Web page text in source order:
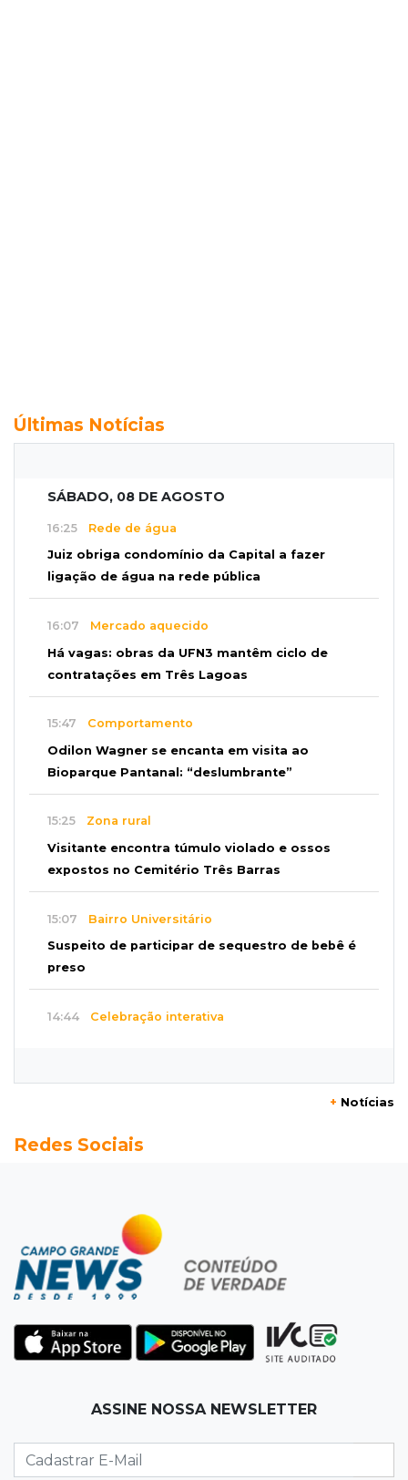
Últimas Notícias
SÁBADO, 08 DE AGOSTO
16:25 Rede de água
Juiz obriga condomínio da Capital a fazer
ligação de água na rede pública
16:07 Mercado aquecido
Há vagas: obras da UFN3 mantêm ciclo de
contratações em Três Lagoas
15:47 Comportamento
Odilon Wagner se encanta em visita ao
Bioparque Pantanal: “deslumbrante”
15:25 Zona rural
Visitante encontra túmulo violado e ossos
expostos no Cemitério Três Barras
15:07 Bairro Universitário
Suspeito de participar de sequestro de bebê é
preso
14:44 Celebração interativa
Ladário abre consulta para criação do Parque
Corumbá
Pantaneiro que salvou fazenda com diques
vira personagem de livro
Discord é investigado por falha na proteção
de menores após morte de adolescente
Produção artesanal
número de produtores em 67%
+ Notícias
Redes Sociais
ASSINE NOSSA NEWSLETTER